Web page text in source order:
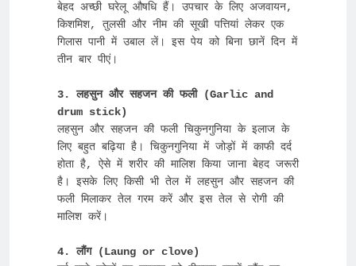
बेहद अच्छी घरेलू औषधि हैं। उपचार के लिए अजवायन,
किशमिश, तुलसी और नीम की सूखी पत्तियां लेकर एक
गिलास पानी में उबाल लें। इस पेय को बिना छानें दिन में
3. लहसुन और सहजन की फली (Garlic and
लहसुन और सहजन की फली चिकुनगुनिया के इलाज के
लिए बहुत बढ़िया है। चिकुनगुनिया में जोड़ों में काफी दर्द
होता है, ऐसे में शरीर की मालिश किया जाना बेहद जरूरी
है। इसके लिए किसी भी तेल में लहसुन और सहजन की
फली मिलाकर तेल गरम करें और इस तेल से रोगी की
मालिश करें।
4. लौंग (Laung or clove)